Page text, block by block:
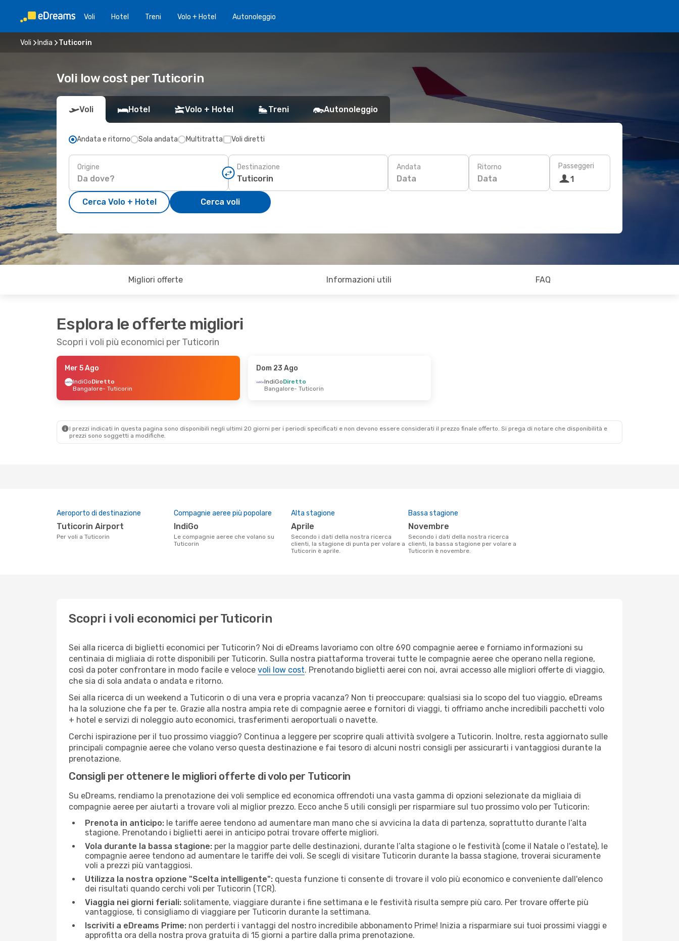
Voli Hotel Treni Volo + Hotel Autonoleggio
Voli India Tuticorin
Voli low cost per Tuticorin
Voli Hotel Volo + Hotel Treni Autonoleggio
Andata e ritorno Sola andata Multitratta Voli diretti
Origine Destinazione Andata
Data
Ritorno
Data
Passeggeri
1
Cerca Volo + Hotel Cerca voli
Migliori offerte Informazioni utili FAQ
Esplora le offerte migliori
Scopri i voli più economici per Tuticorin
Mer 5 Ago
IndiGoDiretto
Bangalore- Tuticorin
Dom 23 Ago
IndiGoDiretto
Bangalore- Tuticorin
I prezzi indicati in questa pagina sono disponibili negli ultimi 20 giorni per i periodi specificati e non devono essere considerati il ​​prezzo finale offerto. Si prega di notare che disponibilità e
prezzi sono soggetti a modifiche.
Aeroporto di destinazione
Tuticorin Airport
Per voli a Tuticorin
Compagnie aeree più popolare
IndiGo
Le compagnie aeree che volano su
Tuticorin
Alta stagione
aprile
Secondo i dati della nostra ricerca
clienti, la stagione di punta per volare a
Tuticorin è aprile.
Bassa stagione
novembre
Secondo i dati della nostra ricerca
clienti, la bassa stagione per volare a
Tuticorin è novembre.
Scopri i voli economici per Tuticorin
Sei alla ricerca di biglietti economici per Tuticorin? Noi di eDreams lavoriamo con oltre 690 compagnie aeree e forniamo informazioni su
centinaia di migliaia di rotte disponibili per Tuticorin. Sulla nostra piattaforma troverai tutte le compagnie aeree che operano nella regione,
così da poter confrontare in modo facile e veloce voli low cost. Prenotando biglietti aerei con noi, avrai accesso alle migliori offerte di viaggio,
che sia di sola andata o andata e ritorno.
Sei alla ricerca di un weekend a Tuticorin o di una vera e propria vacanza? Non ti preoccupare: qualsiasi sia lo scopo del tuo viaggio, eDreams
ha la soluzione che fa per te. Grazie alla nostra ampia rete di compagnie aeree e fornitori di viaggi, ti offriamo anche incredibili pacchetti volo
+ hotel e servizi di noleggio auto economici, trasferimenti aeroportuali o navette.
Cerchi ispirazione per il tuo prossimo viaggio? Continua a leggere per scoprire quali attività svolgere a Tuticorin. Inoltre, resta aggiornato sulle
principali compagnie aeree che volano verso questa destinazione e fai tesoro di alcuni nostri consigli per assicurarti i vantaggiosi durante la
prenotazione.
Consigli per ottenere le migliori offerte di volo per Tuticorin
Su eDreams, rendiamo la prenotazione dei voli semplice ed economica offrendoti una vasta gamma di opzioni selezionate da migliaia di
compagnie aeree per aiutarti a trovare voli al miglior prezzo. Ecco anche 5 utili consigli per risparmiare sul tuo prossimo volo per Tuticorin:
Prenota in anticipo: le tariffe aeree tendono ad aumentare man mano che si avvicina la data di partenza, soprattutto durante l’alta
stagione. Prenotando i biglietti aerei in anticipo potrai trovare offerte migliori.
Vola durante la bassa stagione: per la maggior parte delle destinazioni, durante l’alta stagione o le festività (come il Natale o l'estate), le
compagnie aeree tendono ad aumentare le tariffe dei voli. Se scegli di visitare Tuticorin durante la bassa stagione, troverai sicuramente
voli a prezzi più vantaggiosi.
Utilizza la nostra opzione "Scelta intelligente": questa funzione ti consente di trovare il volo più economico e conveniente dall'elenco
dei risultati quando cerchi voli per Tuticorin (TCR).
Viaggia nei giorni feriali: solitamente, viaggiare durante i fine settimana e le festività risulta sempre più caro. Per trovare offerte più
vantaggiose, ti consigliamo di viaggiare per Tuticorin durante la settimana.
Iscriviti a eDreams Prime: non perderti i vantaggi del nostro incredibile abbonamento Prime! Inizia a risparmiare sui tuoi prossimi viaggi e
approfitta ora della nostra prova gratuita di 15 giorni a partire dalla prima prenotazione.